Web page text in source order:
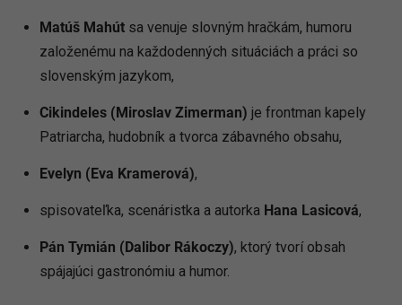
Matúš Mahútsa venuje slovným hračkám, humoru
založenému na každodenných situáciách a práci so
slovenským jazykom,
Cikindeles (Miroslav Zimerman) je frontman kapely
Patriarcha, hudobník a tvorca zábavného obsahu,
Evelyn (Eva Kramerová),
spisovateľka, scenáristka a autorka Hana Lasicová,
Pán Tymián (Dalibor Rákoczy), ktorý tvorí obsah
spájajúci gastronómiu a humor.